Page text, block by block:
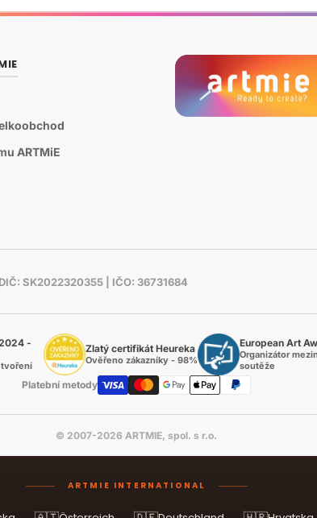
ARTMiE
DIČ: SK2022320355 | IČO: 36731684
-
tvoření
Zlatý certifikát Heureka
Ověřeno zákazníky - 98%
European Art
Organizátor
soutěže
Platební metody
© 2007-2026 ARTMIE, spol. s r.o.
ARTMIE INTERNATIONAL